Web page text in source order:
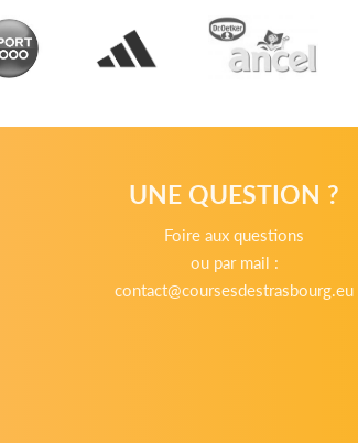
UNE QUESTION ?
Foire aux questions
ou par mail :
contact@coursesdestrasbourg.eu